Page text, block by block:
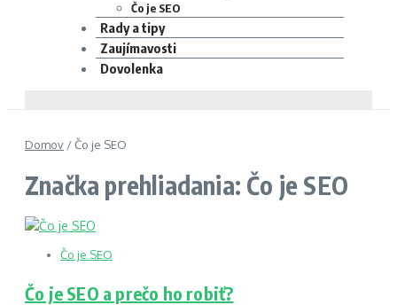
Čo je SEO
Rady a tipy
Zaujímavosti
Dovolenka
Domov /Čo je SEO
Značka prehliadania: Čo je SEO
Čo je SEO
Čo je SEO a prečo ho robiť?